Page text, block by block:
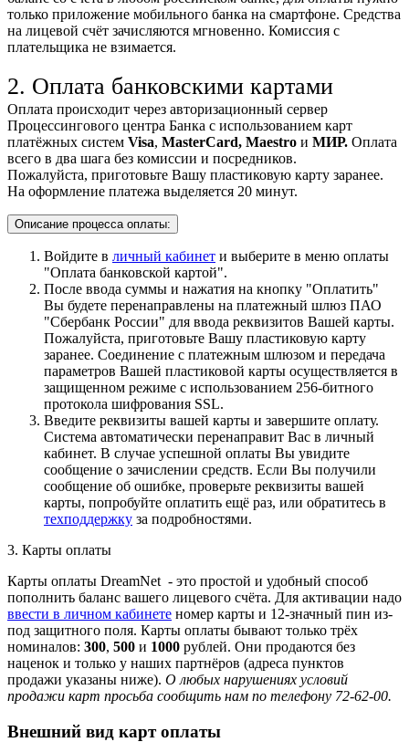
только приложение мобильного банка на смартфоне. Средства
на лицевой счёт зачисляются мгновенно. Комиссия с
плательщика не взимается.
2. Оплата банковскими картами
Оплата происходит через авторизационный сервер
Процессингового центра Банка с использованием карт
платёжных систем Visa, MasterCard, Maestro и МИР. Оплата
всего в два шага без комиссии и посредников.
Пожалуйста, приготовьте Вашу пластиковую карту заранее.
На оформление платежа выделяется 20 минут.
Описание процесса оплаты:
Войдите в личный кабинет и выберите в меню оплаты
"Оплата банковской картой".
После ввода суммы и нажатия на кнопку "Оплатить"
Вы будете перенаправлены на платежный шлюз ПАО
"Сбербанк России" для ввода реквизитов Вашей карты.
Пожалуйста, приготовьте Вашу пластиковую карту
заранее. Соединение с платежным шлюзом и передача
параметров Вашей пластиковой карты осуществляется в
защищенном режиме с использованием 256-битного
протокола шифрования SSL.
Введите реквизиты вашей карты и завершите оплату.
Система автоматически перенаправит Вас в личный
кабинет. В случае успешной оплаты Вы увидите
сообщение о зачислении средств. Если Вы получили
сообщение об ошибке, проверьте реквизиты вашей
карты, попробуйте оплатить ещё раз, или обратитесь в
техподдержку за подробностями.
3. Карты оплаты
Карты оплаты DreamNet - это простой и удобный способ
пополнить баланс вашего лицевого счёта. Для активации надо
ввести в личном кабинете номер карты и 12-значный пин из-
под защитного поля. Карты оплаты бывают только трёх
номиналов: 300, 500 и 1000 рублей. Они продаются без
наценок и только у наших партнёров (адреса пунктов
продажи указаны ниже). О любых нарушениях условий
продажи карт просьба сообщить нам по телефону 72-62-00.
Внешний вид карт оплаты